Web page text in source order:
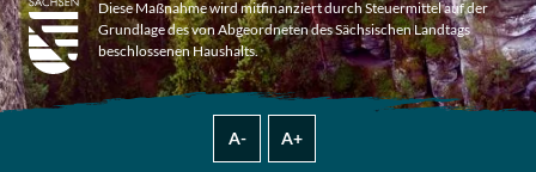
Diese Maßnahme wird mitfinanziert durch Steuermittel auf der
Grundlage des von Abgeordneten des Sächsischen Landtags
beschlossenen Haushalts.
A- A+